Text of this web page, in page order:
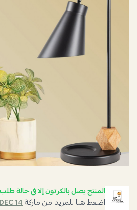
المنتج يصل بالكرتون إلا في حالة
اضغط هنا للمزيد من ماركةDEC 14